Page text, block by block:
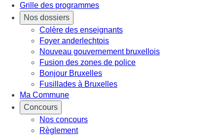
Grille des programmes
Nos dossiers
Colère des enseignants
Foyer anderlechtois
Nouveau gouvernement bruxellois
Fusion des zones de police
Bonjour Bruxelles
Fusillades à Bruxelles
Ma Commune
Concours
Nos concours
Règlement